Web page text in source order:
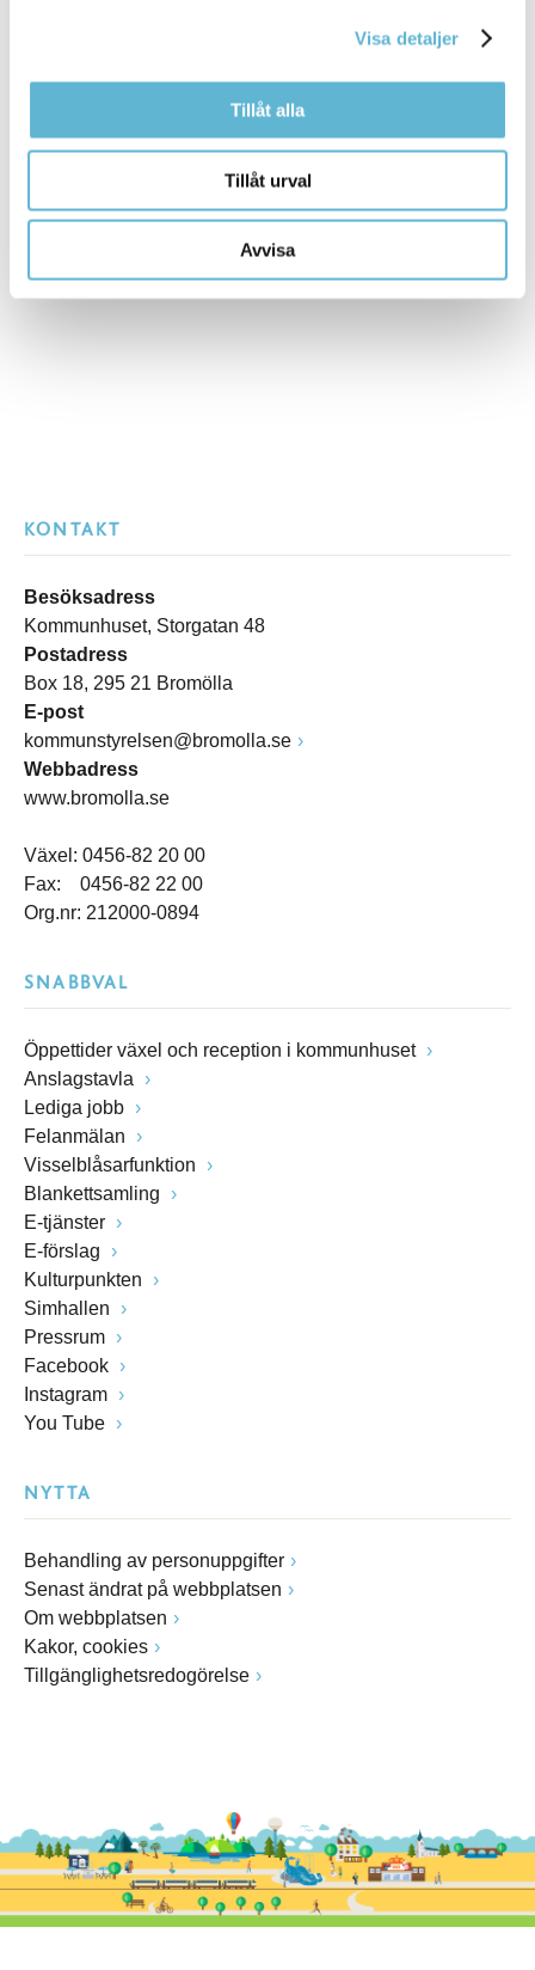
Visa detaljer
Tillåt alla
Tillåt urval
Avvisa
simhallen@bromolla.se
Sidan senast uppdaterad:den 24 September 2025
KONTAKT
Besöksadress
Kommunhuset, Storgatan 48
Postadress
Box 18, 295 21 Bromölla
E-post
kommunstyrelsen@bromolla.se
Webbadress
www.bromolla.se
Växel: 0456-82 20 00
Fax: 0456-82 22 00
Org.nr: 212000-0894
SNABBVAL
Öppettider växel och reception i kommunhuset
Anslagstavla
Lediga jobb
Felanmälan
Visselblåsarfunktion
Blankettsamling
E-tjänster
E-förslag
Kulturpunkten
Simhallen
Pressrum
Facebook
Instagram
You Tube
NYTTA
Behandling av personuppgifter
Senast ändrat på webbplatsen
Om webbplatsen
Kakor, cookies
Tillgänglighetsredogörelse